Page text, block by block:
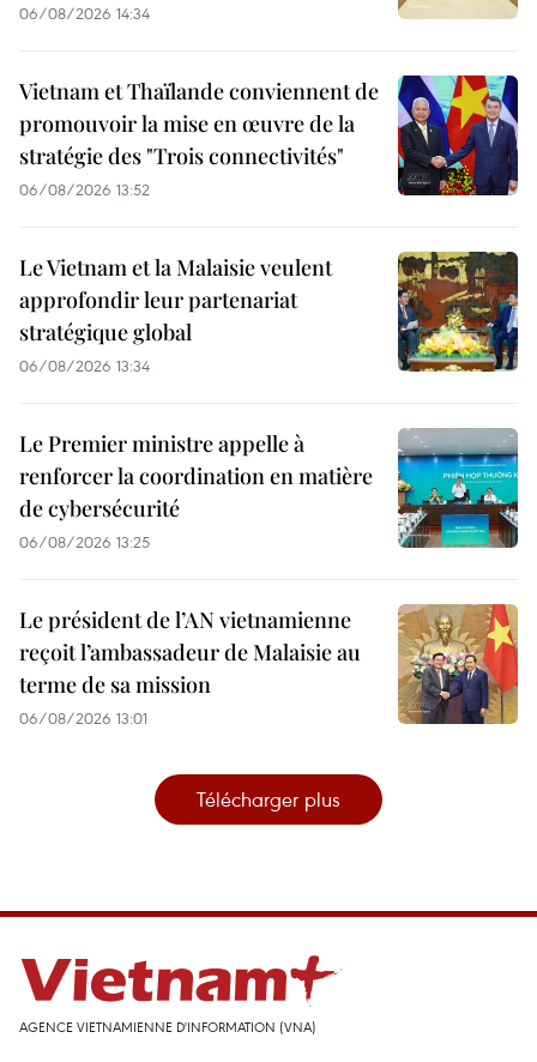
06/08/2026 14:34
Vietnam et Thaïlande conviennent de
promouvoir la mise en œuvre de la
stratégie des "Trois connectivités"
06/08/2026 13:52
Le Vietnam et la Malaisie veulent
approfondir leur partenariat
stratégique global
06/08/2026 13:34
Le Premier ministre appelle à
renforcer la coordination en matière
de cybersécurité
06/08/2026 13:25
Le président de l’AN vietnamienne
reçoit l’ambassadeur de Malaisie au
terme de sa mission
06/08/2026 13:01
Télécharger plus
AGENCE VIETNAMIENNE D'INFORMATION (VNA)